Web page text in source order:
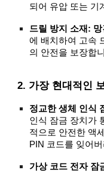
되어 유압 또는 기
드릴 방지 소재:
에 배치하여 고속
의 안전을 보장합
2. 가장 현대적인
정교한 생체 인식
인식 잠금 장치가
적으로 안전한 액
PIN 코드를 잊어
가상 코드 전자 잠